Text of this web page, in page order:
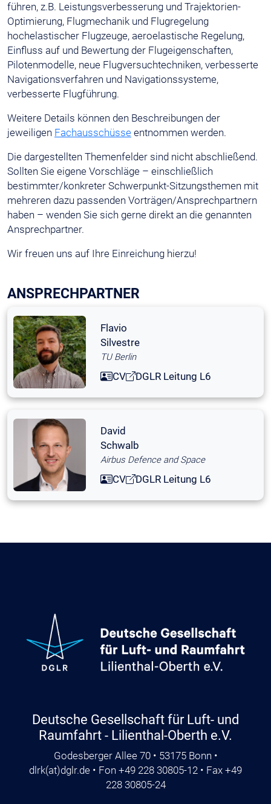
führen, z.B. Leistungsverbesserung und Trajektorien-
Optimierung, Flugmechanik und Flugregelung
hochelastischer Flugzeuge, aeroelastische Regelung,
Einfluss auf und Bewertung der Flugeigenschaften,
Pilotenmodelle, neue Flugversuchtechniken, verbesserte
Navigationsverfahren und Navigationssysteme,
verbesserte Flugführung.
Weitere Details können den Beschreibungen der
jeweiligen Fachausschüsse entnommen werden.
Die dargestellten Themenfelder sind nicht abschließend.
Sollten Sie eigene Vorschläge – einschließlich
bestimmter/konkreter Schwerpunkt-Sitzungsthemen mit
mehreren dazu passenden Vorträgen/Ansprechpartnern
haben – wenden Sie sich gerne direkt an die genannten
Ansprechpartner.
Wir freuen uns auf Ihre Einreichung hierzu!
ANSPRECHPARTNER
Flavio
Silvestre
TU Berlin
CV DGLR Leitung L6
David
Schwalb
Airbus Defence and Space
CV DGLR Leitung L6
Deutsche Gesellschaft für Luft- und
Raumfahrt - Lilienthal-Oberth e.V.
Godesberger Allee 70 • 53175 Bonn •
dlrk(at)dglr.de • Fon +49 228 30805-12 • Fax +49
228 30805-24